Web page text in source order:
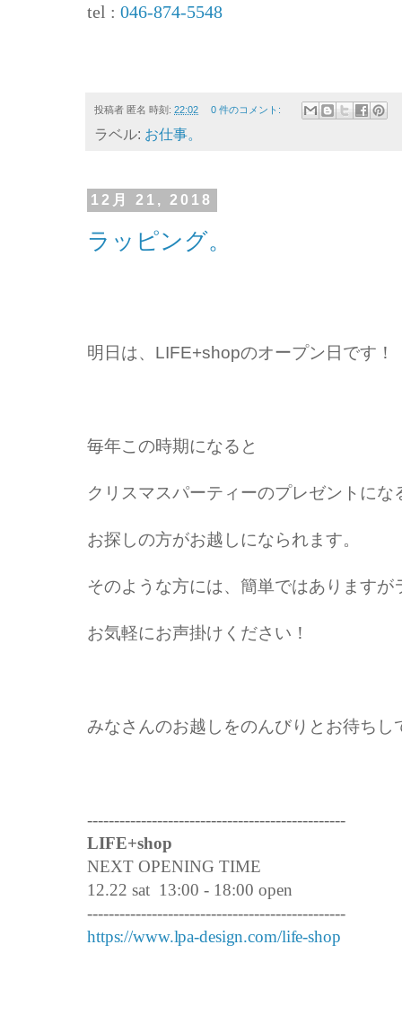
tel : 046-874-5548
投稿者 匿名 時刻: 22:02 0 件のコメント:
ラベル: お仕事。
12月 21, 2018
ラッピング。
明日は、LIFE+shopのオープン日です！
毎年この時期になると
クリスマスパーティーのプレゼントにな
お探しの方がお越しになられます。
そのような方には、簡単ではあります
お気軽にお声掛けください！
みなさんのお越しをのんびりとお待ち
------------------------------------------------
LIFE+shop
NEXT OPENING TIME
12.22 sat 13:00 - 18:00 open
------------------------------------------------
https://www.lpa-design.com/life-shop